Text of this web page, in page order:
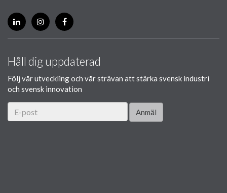
Håll dig uppdaterad
Följ vår utveckling och vår strävan att stärka svensk industri
och svensk innovation
Anmäl